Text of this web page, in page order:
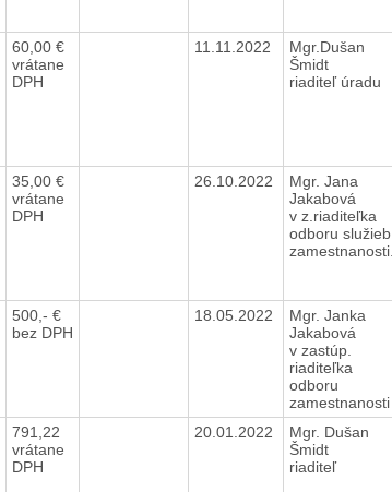
60,00 €
vrátane
DPH
11.11.2022
Mgr.Dušan
Šmidt
riaditeľ úradu
35,00 €
vrátane
DPH
26.10.2022
Mgr. Jana
Jakabová
v z.riaditeľka
odboru služieb
zamestnanosti.
500,- €
bez DPH
18.05.2022
Mgr. Janka
Jakabová
v zastúp.
riaditeľka
odboru
zamestnanosti
791,22
vrátane
DPH
20.01.2022
Mgr. Dušan
Šmidt
riaditeľ